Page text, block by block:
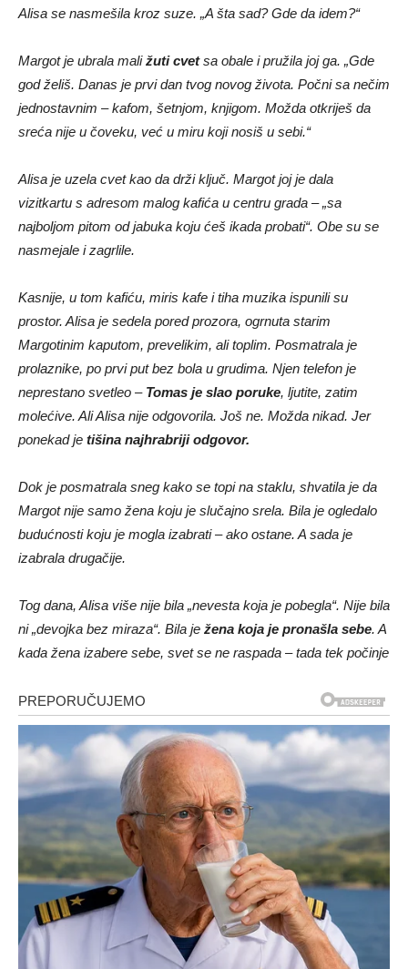
Alisa se nasmešila kroz suze. „A šta sad? Gde da idem?“
Margot je ubrala maližuti cvetsa obale i pružila joj ga. „Gde
god želiš. Danas je prvi dan tvog novog života. Počni sa nečim
jednostavnim – kafom, šetnjom, knjigom. Možda otkriješ da
sreća nije u čoveku, već u miru koji nosiš u sebi.“
Alisa je uzela cvet kao da drži ključ. Margot joj je dala
vizitkartu s adresom malog kafića u centru grada – „sa
najboljom pitom od jabuka koju ćeš ikada probati“. Obe su se
nasmejale i zagrlile.
Kasnije, u tom kafiću, miris kafe i tiha muzika ispunili su
prostor. Alisa je sedela pored prozora, ogrnuta starim
Margotinim kaputom, prevelikim, ali toplim. Posmatrala je
prolaznike, po prvi put bez bola u grudima. Njen telefon je
neprestano svetleo – Tomas je slao poruke, ljutite, zatim
molećive. Ali Alisa nije odgovorila. Još ne. Možda nikad. Jer
ponekad je tišina najhrabriji odgovor.
Dok je posmatrala sneg kako se topi na staklu, shvatila je da
Margot nije samo žena koju je slučajno srela. Bila je ogledalo
budućnosti koju je mogla izabrati – ako ostane. A sada je
izabrala drugačije.
Tog dana, Alisa više nije bila „nevesta koja je pobegla“. Nije bila
ni „devojka bez miraza“. Bila je žena koja je pronašla sebe. A
kada žena izabere sebe, svet se ne raspada – tada tek počinje